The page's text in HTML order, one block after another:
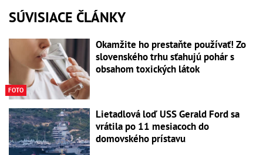
SÚVISIACE ČLÁNKY
FOTO
Okamžite ho prestaňte používať! Zo
slovenského trhu sťahujú pohár s
obsahom toxických látok
Lietadlová loď USS Gerald Ford sa
vrátila po 11 mesiacoch do
domovského prístavu